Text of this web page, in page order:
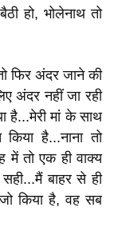
हो, भोलेनाथ तो
फिर अंदर जाने की
अंदर नहीं जा रही
है...मेरी मां के साथ
है...नाना तो
तो एक ही वाक्य
बाहर से ही
किया है, वह सब